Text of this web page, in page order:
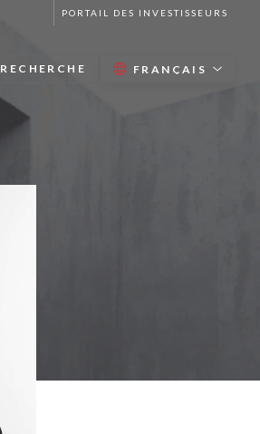
PORTAIL DES INVESTISSEURS
RECHERCHE